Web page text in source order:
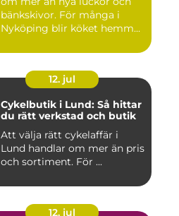
bänkskivor. För många i
Nyköping blir köket hemm...
12. jul
Cykelbutik i Lund: Så hittar
du rätt verkstad och butik
Att välja rätt cykelaffär i
Lund handlar om mer än pris
och sortiment. För ...
12. jul